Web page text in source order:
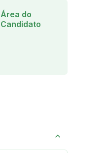
Área do
Candidato